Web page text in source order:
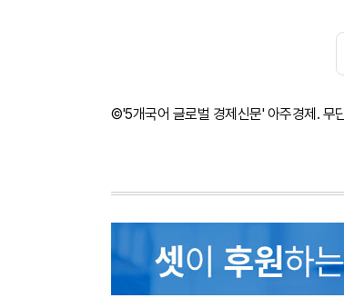
©'5개국어 글로벌 경제신문' 아주경제. 무